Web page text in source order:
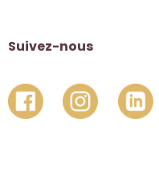
Suivez-nous